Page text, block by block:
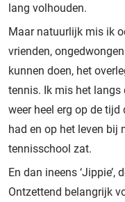
lang volhouden.
Maar natuurlijk mis ik
vrienden,
kunnen doen, het
tennis. Ik mis het
weer heel erg op de
had en op het leven bij
tennisschool zat.
En dan ineens
Ontzettend belangrijk